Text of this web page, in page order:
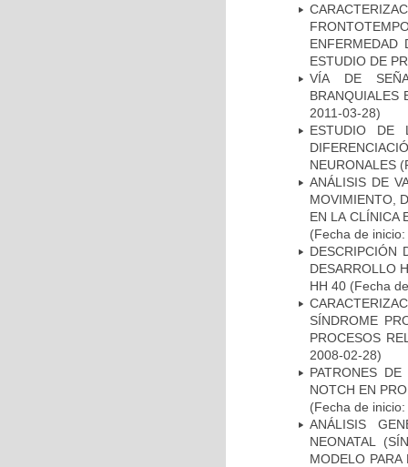
ENFERMEDAD
ESTUDIO DE
VÍA DE
BRANQUIALES
2011-03-28)
ESTUDIO DE
NEURONALES
ANÁLISIS DE
MOVIMIENTO,
EN LA CLÍNICA
(Fecha de
DESCRIPCIÓN
DESARROLLO
HH 40 (Fecha
SÍNDROME
PROCESOS
2008-02-28)
PATRONES
NOTCH EN
(Fecha de
ANÁLISIS
NEONATAL
MODELO